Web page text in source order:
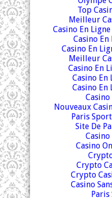
Top
Meilleur
Casino En
Casino
Casino En
Meilleur
Casino En
Casino En
Casino En
Casino
Nouveaux
Paris
Site De
Casino
Casino
Crypto
Crypto
Casino